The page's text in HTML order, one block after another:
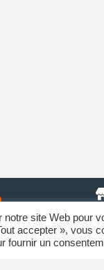
Mon
site Web pour
accepter », vous
fournir un